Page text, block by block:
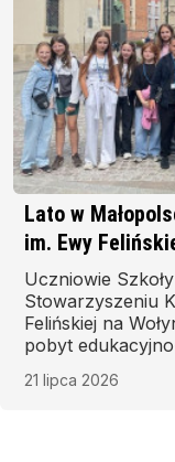
Lato w
im. Ewy
Uczniowie
Stowarzyszeniu
Felińskiej na
pobyt
Gmin i Powiatów
21 lipca 2026